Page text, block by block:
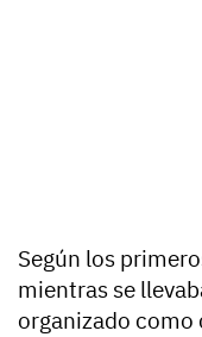
Según los
mientras se
organizado